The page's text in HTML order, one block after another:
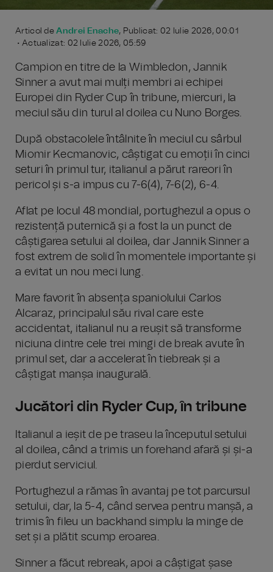
Articol deAndrei Enache, Publicat: 02 Iulie 2026, 00:01
• Actualizat: 02 Iulie 2026, 05:59
Campion en titre de la Wimbledon, Jannik
Sinner a avut mai mulți membri ai echipei
Europei din Ryder Cup în tribune, miercuri, la
meciul său din turul al doilea cu Nuno Borges.
După obstacolele întâlnite în meciul cu sârbul
Miomir Kecmanovic, câștigat cu emoții în cinci
seturi în primul tur, italianul a părut rareori în
pericol și s-a impus cu 7-6(4), 7-6(2), 6-4.
Aflat pe locul 48 mondial, portughezul a opus o
rezistență puternică și a fost la un punct de
câștigarea setului al doilea, dar Jannik Sinner a
fost extrem de solid în momentele importante și
a evitat un nou meci lung.
Mare favorit în absența spaniolului Carlos
Alcaraz, principalul său rival care este
accidentat, italianul nu a reușit să transforme
niciuna dintre cele trei mingi de break avute în
primul set, dar a accelerat în tiebreak și a
câștigat manșa inaugurală.
Jucători din Ryder Cup, în tribune
Italianul a ieșit de pe traseu la începutul setului
al doilea, când a trimis un forehand afară și și-a
pierdut serviciul.
Portughezul a rămas în avantaj pe tot parcursul
setului, dar, la 5-4, când servea pentru manșă, a
trimis în fileu un backhand simplu la minge de
set și a plătit scump eroarea.
Sinner a făcut rebreak, apoi a câștigat șase